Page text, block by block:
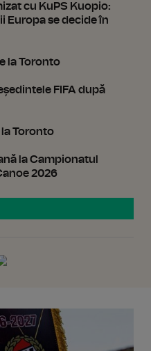
cu KuPS Kuopio:
Europa se decide în
la Toronto
FIFA după
Toronto
la Campionatul
2026